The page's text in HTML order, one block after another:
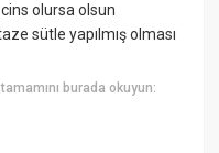
olursa olsun
sütle yapılmış olması
tamamını burada okuyun: